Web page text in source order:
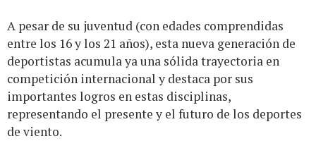
A pesar de su juventud (con edades comprendidas
entre los 16 y los 21 años), esta nueva generación de
deportistas acumula ya una sólida trayectoria en
competición internacional y destaca por sus
importantes logros en estas disciplinas,
representando el presente y el futuro de los deportes
de viento.